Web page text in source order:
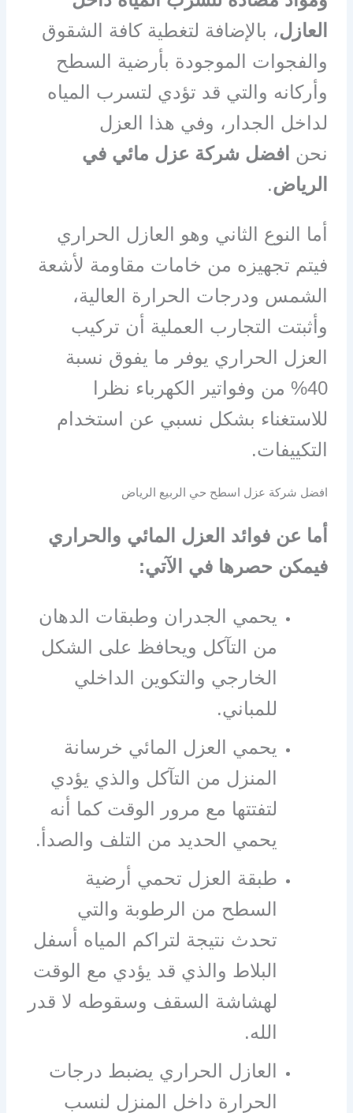
العازل، بالإضافة لتغطية كافة الشقوق
والفجوات الموجودة بأرضية السطح
وأركانه والتي قد تؤدي لتسرب المياه
لداخل الجدار، وفي هذا العزل
نحن افضل شركة عزل مائي في
الرياض.
أما النوع الثاني وهو العازل الحراري
فيتم تجهيزه من خامات مقاومة لأشعة
الشمس ودرجات الحرارة العالية،
وأثبتت التجارب العملية أن تركيب
العزل الحراري يوفر ما يفوق نسبة
40% من وفواتير الكهرباء نظرا
للاستغناء بشكل نسبي عن استخدام
التكييفات.
افضل شركة عزل اسطح حي الربيع الرياض
أما عن فوائد العزل المائي والحراري
فيمكن حصرها في الآتي:
يحمي الجدران وطبقات الدهان
من التآكل ويحافظ على الشكل
الخارجي والتكوين الداخلي
للمباني.
يحمي العزل المائي خرسانة
المنزل من التآكل والذي يؤدي
لتفتتها مع مرور الوقت كما أنه
يحمي الحديد من التلف والصدأ.
طبقة العزل تحمي أرضية
السطح من الرطوبة والتي
تحدث نتيجة لتراكم المياه أسفل
البلاط والذي قد يؤدي مع الوقت
لهشاشة السقف وسقوطه لا قدر
الله.
العازل الحراري يضبط درجات
الحرارة داخل المنزل لنسب